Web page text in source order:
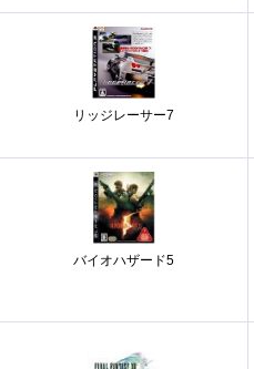
リッジレーサー7
バイオハザード5